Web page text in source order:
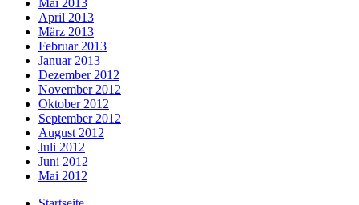
Mai 2013
April 2013
März 2013
Februar 2013
Januar 2013
Dezember 2012
November 2012
Oktober 2012
September 2012
August 2012
Juli 2012
Juni 2012
Mai 2012